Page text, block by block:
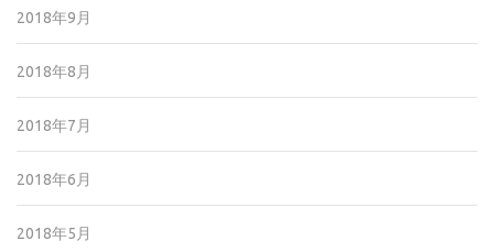
2018年9月
2018年8月
2018年7月
2018年6月
2018年5月